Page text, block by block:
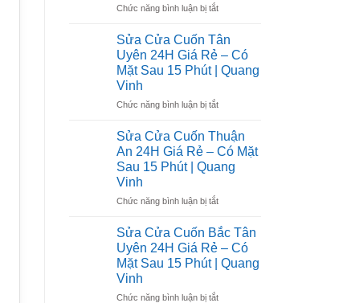
Nghiệp
nghiệp,
tín
Chức năng bình luận bị tắtở
Cửa
Cuốn
Giáo
Giá
–
Có
Mặt
Sau
Phút
Quang
Vinh
Sửa Cửa Cuốn Tân
Uyên 24H Giá Rẻ – Có
Mặt Sau 15 Phút | Quang
Vinh
Chức năng bình luận bị tắtở
Cửa
Cuốn
Tân
Uyên
Giá
–
Có
Sau
Phút
Sửa Cửa Cuốn Thuận
An 24H Giá Rẻ – Có Mặt
Sau 15 Phút | Quang
Vinh
Chức năng bình luận bị tắtở
Cửa
Cuốn
Thuận
An
Giá
Sửa Cửa Cuốn Bắc Tân
Uyên 24H Giá Rẻ – Có
Mặt Sau 15 Phút | Quang
Vinh
Chức năng bình luận bị tắtở